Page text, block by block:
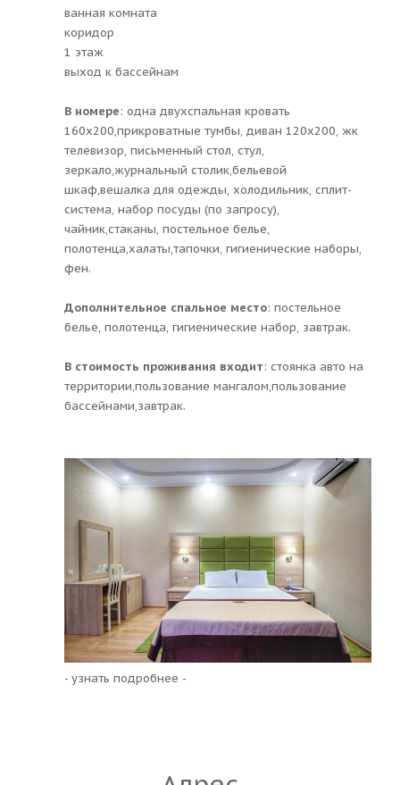
ванная комната
коридор
1 этаж
выход к бассейнам
В номере: одна двухспальная кровать
160х200,прикроватные тумбы, диван 120х200, жк
телевизор, письменный стол, стул,
зеркало,журнальный столик,бельевой
шкаф,вешалка для одежды, холодильник, сплит-
система, набор посуды (по запросу),
чайник,стаканы, постельное белье,
полотенца,халаты,тапочки, гигиенические наборы,
фен.
Дополнительное спальное место: постельное
белье, полотенца, гигиенические набор, завтрак.
В стоимость проживания входит: стоянка авто на
территории,пользование мангалом,пользование
бассейнами,завтрак.
- узнать подробнее -